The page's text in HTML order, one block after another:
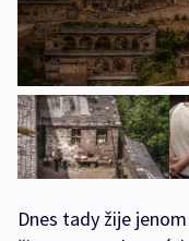
Dnes tady žije